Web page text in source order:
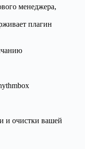
менеджера,
плагин
и очистки вашей